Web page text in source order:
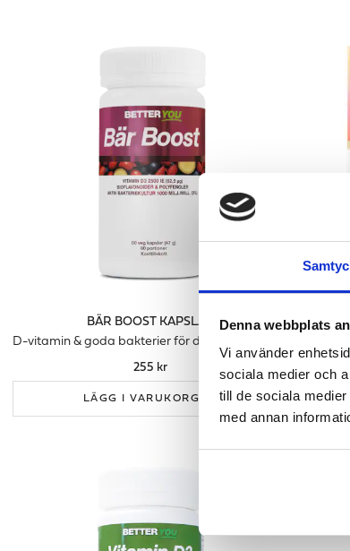
Denna webbplats
Vi använder
sociala medier och
till de sociala
med annan
BÄR BOOST KAPSLAR
255 kr
LÄGG I VARUKORGEN